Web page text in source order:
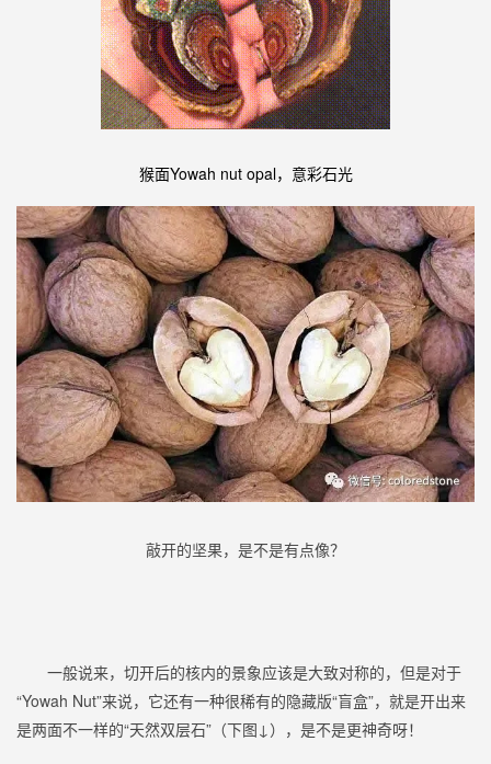
猴面Yowah nut opal，意彩石光
敲开的坚果，是不是有点像？
一般说来，切开后的核内的景象应该是大致对称的，但是对于
“Yowah Nut”来说，它还有一种很稀有的隐藏版“盲盒”，就是开出来
是两面不一样的“天然双层石”（下图↓），是不是更神奇呀！